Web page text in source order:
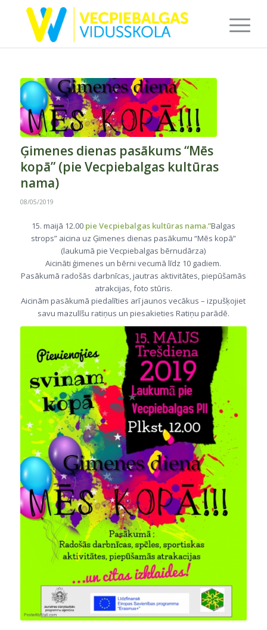
Ģimenes dienas pasākums “Mēs
kopā” (pie Vecpiebalgas kultūras
nama)
08/05/2019
15. maijā 12.00 pie Vecpiebalgas kultūras nama.”Balgas
strops” aicina uz Ģimenes dienas pasākumu “Mēs kopā”
(laukumā pie Vecpiebalgas bērnudārza)
Aicināti ģimenes un bērni vecumā līdz 10 gadiem.
Pasākumā radošās darbnīcas, jautras aktivitātes, piepūšamās
atrakcijas, foto stūris.
Aicinām pasākumā piedalīties arī jaunos vecākus – izpušķojiet
savu mazulīšu ratiņus un piesakieties Ratiņu parādē.